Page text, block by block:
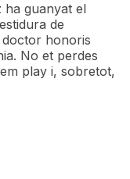
ha guanyat el
de
doctor honoris
No et perdes
play i, sobretot,